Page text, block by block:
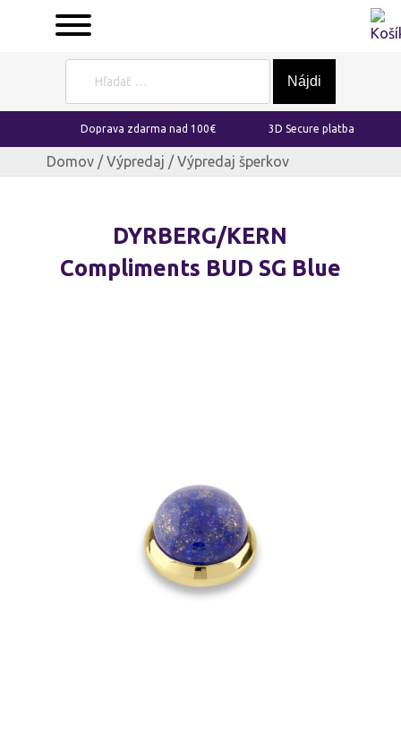
Doprava zdarma nad 100€ 3D Secure platba
Domov /Výpredaj / Výpredaj šperkov
DYRBERG/KERN
Compliments BUD SG Blue